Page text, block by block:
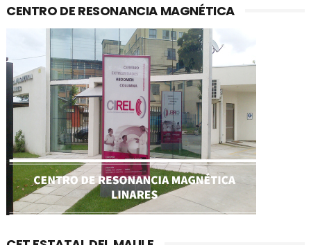
CENTRO DE RESONANCIA MAGNÉTICA